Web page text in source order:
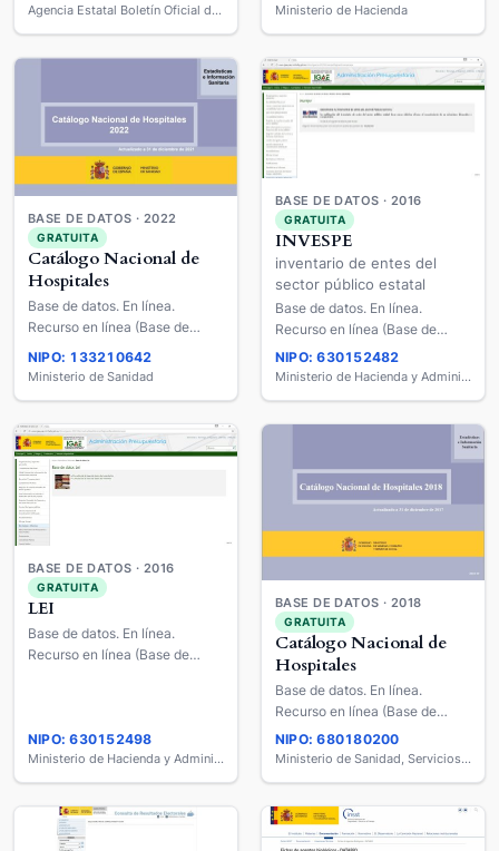
Agencia Estatal Boletín Oficial del Estado
Ministerio de Hacienda
BASE DE DATOS · 2022
GRATUITA
Catálogo Nacional de
Hospitales
Base de datos. En línea.
Recurso en línea (Base de
NIPO: 133210642
Ministerio de Sanidad
BASE DE DATOS · 2016
GRATUITA
INVESPE
inventario de entes del
sector público estatal
Base de datos. En línea.
Recurso en línea (Base de
datos).
NIPO: 630152482
Ministerio de Hacienda y Administraciones Públicas
BASE DE DATOS · 2016
GRATUITA
LEI
Base de datos. En línea.
Recurso en línea (Base de
NIPO: 630152498
Ministerio de Hacienda y Administraciones Públicas
BASE DE DATOS · 2018
GRATUITA
Catálogo Nacional de
Hospitales
Base de datos. En línea.
Recurso en línea (Base de
datos).
NIPO: 680180200
Ministerio de Sanidad, Servicios Sociales e Igualdad